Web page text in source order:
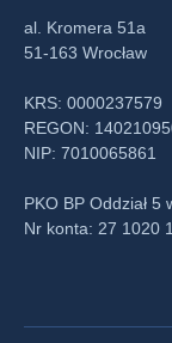
al. Kromera 51a
51-163 Wrocław
KRS: 0000237579
REGON:
NIP: 7010065861
PKO BP Oddział 5
Nr konta: 27 1020